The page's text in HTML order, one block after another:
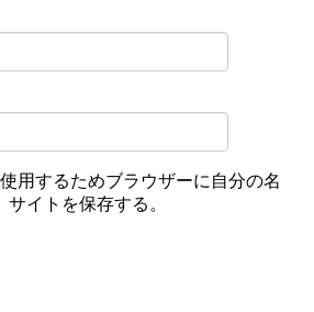
用するためブラウザーに自分の名
イトを保存する。